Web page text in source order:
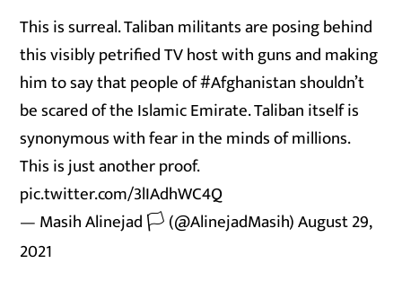
This is surreal. Taliban militants are posing behind
this visibly petrified TV host with guns and making
him to say that people of#Afghanistanshouldn’t
be scared of the Islamic Emirate. Taliban itself is
synonymous with fear in the minds of millions.
This is just another proof.
pic.twitter.com/3lIAdhWC4Q
— Masih Alinejad 🏳️ (@AlinejadMasih)August 29,
2021